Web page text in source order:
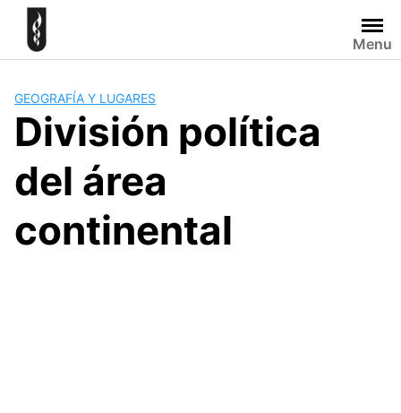
Skip
content
Menu
GEOGRAFÍA Y LUGARES
División política
del área
continental